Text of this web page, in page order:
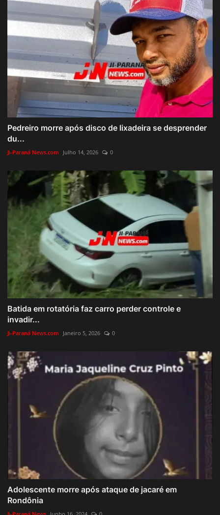
Pedreiro morre após disco de lixadeira se desprender
du...
Ji-Paraná News.com Julho 14, 2026 0
Batida em rotatória faz carro perder controle e
invadir...
Ji-Paraná News.com Janeiro 5, 2026 0
Adolescente morre após ataque de jacaré em
Rondônia